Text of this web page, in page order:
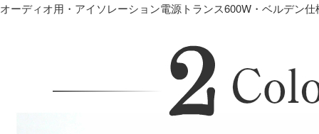
オーディオ用・アイソレーション電源トランス600W・ベルデン仕